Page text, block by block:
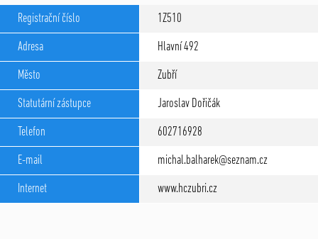
Registrační číslo 1Z510
Adresa Hlavní 492
Město Zubří
Statutární zástupce Jaroslav Dořičák
Telefon 602716928
E-mail michal.balharek@seznam.cz
Internet www.hczubri.cz